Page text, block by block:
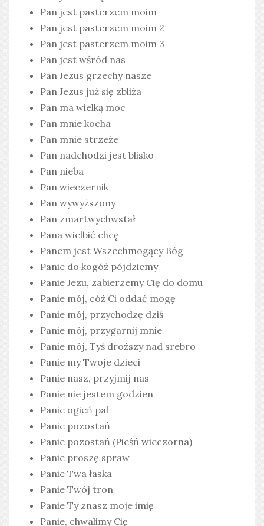
Pan jest pasterzem moim
Pan jest pasterzem moim 2
Pan jest pasterzem moim 3
Pan jest wśród nas
Pan Jezus grzechy nasze
Pan Jezus już się zbliża
Pan ma wielką moc
Pan mnie kocha
Pan mnie strzeże
Pan nadchodzi jest blisko
Pan nieba
Pan wieczernik
Pan wywyższony
Pan zmartwychwstał
Pana wielbić chcę
Panem jest Wszechmogący Bóg
Panie do kogóż pójdziemy
Panie Jezu, zabierzemy Cię do domu
Panie mój, cóż Ci oddać mogę
Panie mój, przychodzę dziś
Panie mój, przygarnij mnie
Panie mój, Tyś droższy nad srebro
Panie my Twoje dzieci
Panie nasz, przyjmij nas
Panie nie jestem godzien
Panie ogień pal
Panie pozostań
Panie pozostań (Pieśń wieczorna)
Panie proszę spraw
Panie Twa łaska
Panie Twój tron
Panie Ty znasz moje imię
Panie, chwalimy Cię